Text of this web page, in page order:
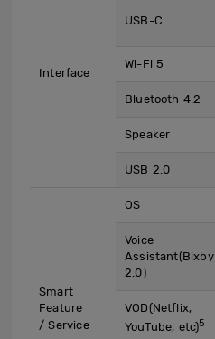
Interface
USB-C
Wi-Fi 5
Bluetooth 4.2
Speaker
USB 2.0
Smart
Feature
/ Service
OS
Voice
Assistant(Bixby
2.0)
VOD(Netflix,
YouTube, etc)5